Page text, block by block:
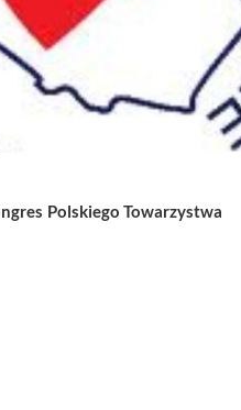
Polskiego Towarzystwa